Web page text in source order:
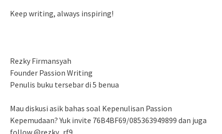
Keep writing, always inspiring!
Rezky Firmansyah
Founder Passion Writing
Penulis buku tersebar di 5 benua
Mau diskusi asik bahas soal Kepenulisan Passion
Kepemudaan? Yuk invite 76B4BF69/085363949899 dan juga
follow @rezky_rf9